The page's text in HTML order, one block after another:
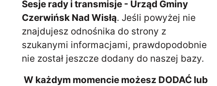
Sesje rady i transmisje - Urząd Gminy
Czerwińsk Nad Wisłą. Jeśli powyżej nie
znajdujesz odnośnika do strony z
szukanymi informacjami, prawdopodobnie
nie został jeszcze dodany do naszej bazy.
W każdym momencie możesz DODAĆ lub